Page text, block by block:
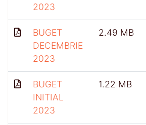
2023
BUGET
DECEMBRIE
2023
2.49 MB
BUGET
INITIAL
2023
1.22 MB